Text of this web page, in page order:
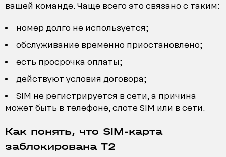
вашей команде. Чаще всего это связано с таким:
номер долго не используется;
обслуживание временно приостановлено;
есть просрочка оплаты;
действуют условия договора;
SIM не регистрируется в сети, а причина
может быть в телефоне, слоте SIM или в сети.
Как понять, что SIM-карта
заблокирована T2